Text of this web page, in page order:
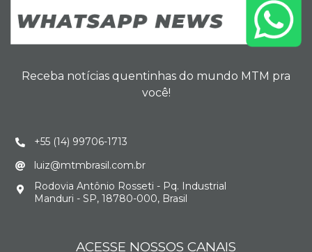
Receba notícias quentinhas do mundo MTM pra
você!
+55 (14) 99706-1713
luiz@mtmbrasil.com.br
Rodovia Antônio Rosseti - Pq. Industrial
Manduri - SP, 18780-000, Brasil
ACESSE NOSSOS CANAIS